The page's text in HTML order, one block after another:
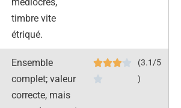
timbre vite
étriqué.
Ensemble
complet; valeur
correcte, mais
(3.1/5
)